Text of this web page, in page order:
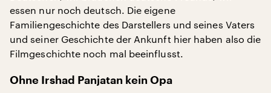
essen nur noch deutsch. Die eigene
Familiengeschichte des Darstellers und seines Vaters
und seiner Geschichte der Ankunft hier haben also die
Filmgeschichte noch mal beeinflusst.
Ohne Irshad Panjatan kein Opa